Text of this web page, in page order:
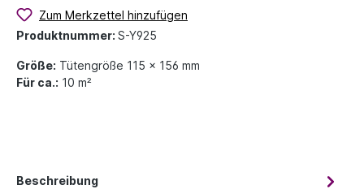
Zum Merkzettel hinzufügen
Produktnummer: S-Y925
Größe: Tütengröße 115 x 156 mm
Für ca.: 10 m²
Beschreibung